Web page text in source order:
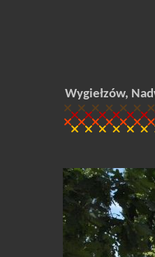
Wygiełzów,